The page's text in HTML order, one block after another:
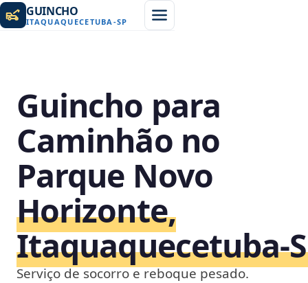
GUINCHO
ITAQUAQUECETUBA -SP
Guincho para
Caminhão no
Parque Novo
Horizonte,
Serviço de socorro e reboque pesado.